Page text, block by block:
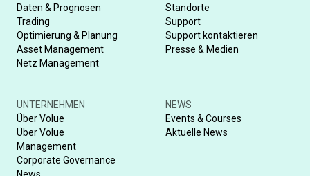
Daten & Prognosen
Trading
Optimierung & Planung
Asset Management
Netz Management
Standorte
Support
Support kontaktieren
Presse & Medien
UNTERNEHMEN
Über Volue
Über Volue
Management
Corporate Governance
News
NEWS
Events & Courses
Aktuelle News